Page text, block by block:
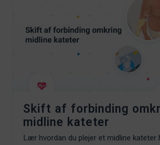
Skift af forbinding
midline kateter
Lær hvordan du plejer et midline kateter